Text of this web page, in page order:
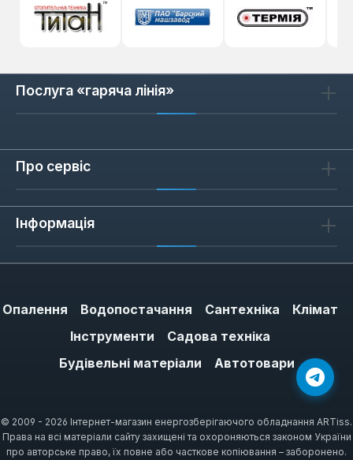
Послуга «гаряча лінія»
Про сервіс
Інформація
Опалення Водопостачання Сантехніка
Клімат
Інструменти
Садова техніка
Будівельні матеріали
Автотовари
© 2009 - 2026 Інтернет-магазин енергозберігаючого обладнання ARTiss.
Права на всі матеріали сайту захищені та охороняються законом України
про авторське право, їх повне або часткове копіювання – заборонено.